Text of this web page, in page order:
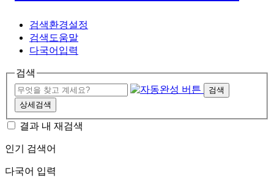
검색환경설정
검색도움말
다국어입력
검색
검색
상세검색
결과 내 재검색
인기 검색어
다국어 입력